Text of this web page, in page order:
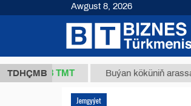
TDHÇMB
37,8 ТМТ Buýan köküniň
Jemgyýet
Awgust 8, 2026